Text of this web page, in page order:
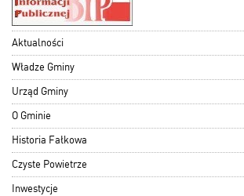
Aktualności
Władze Gminy
Urząd Gminy
O Gminie
Historia Fałkowa
Czyste Powietrze
Inwestycje